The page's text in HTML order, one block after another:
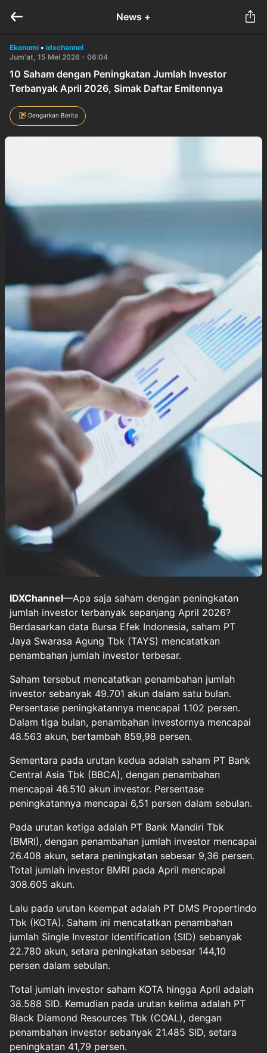
News +
Ekonomi • idxchannel
Jum'at, 15 Mei 2026 - 06:04
10 Saham dengan Peningkatan Jumlah Investor
Terbanyak April 2026, Simak Daftar Emitennya
Dengarkan Berita
IDXChannel—Apa saja saham dengan peningkatan
jumlah investor terbanyak sepanjang April 2026?
Berdasarkan data Bursa Efek Indonesia, saham PT
Jaya Swarasa Agung Tbk (TAYS) mencatatkan
penambahan jumlah investor terbesar.
Saham tersebut mencatatkan penambahan jumlah
investor sebanyak 49.701 akun dalam satu bulan.
Persentase peningkatannya mencapai 1.102 persen.
Dalam tiga bulan, penambahan investornya mencapai
48.563 akun, bertambah 859,98 persen.
Sementara pada urutan kedua adalah saham PT Bank
Central Asia Tbk (BBCA), dengan penambahan
mencapai 46.510 akun investor. Persentase
peningkatannya mencapai 6,51 persen dalam sebulan.
Pada urutan ketiga adalah PT Bank Mandiri Tbk
(BMRI), dengan penambahan jumlah investor mencapai
26.408 akun, setara peningkatan sebesar 9,36 persen.
Total jumlah investor BMRI pada April mencapai
308.605 akun.
Lalu pada urutan keempat adalah PT DMS Propertindo
Tbk (KOTA). Saham ini mencatatkan penambahan
jumlah Single Investor Identification (SID) sebanyak
22.780 akun, setara peningkatan sebesar 144,10
persen dalam sebulan.
Total jumlah investor saham KOTA hingga April adalah
38.588 SID. Kemudian pada urutan kelima adalah PT
Black Diamond Resources Tbk (COAL), dengan
penambahan investor sebanyak 21.485 SID, setara
peningkatan 41,79 persen.